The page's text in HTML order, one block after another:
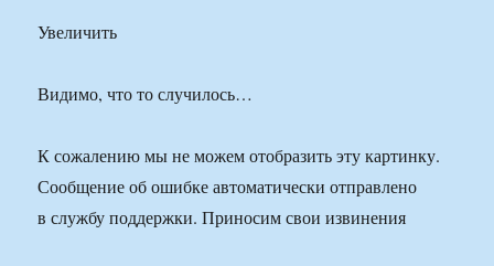
Увеличить
Видимо, что то случилось…
К сожалению мы не можем отобразить эту картинку.
Сообщение об ошибке автоматически отправлено
в службу поддержки. Приносим свои извинения